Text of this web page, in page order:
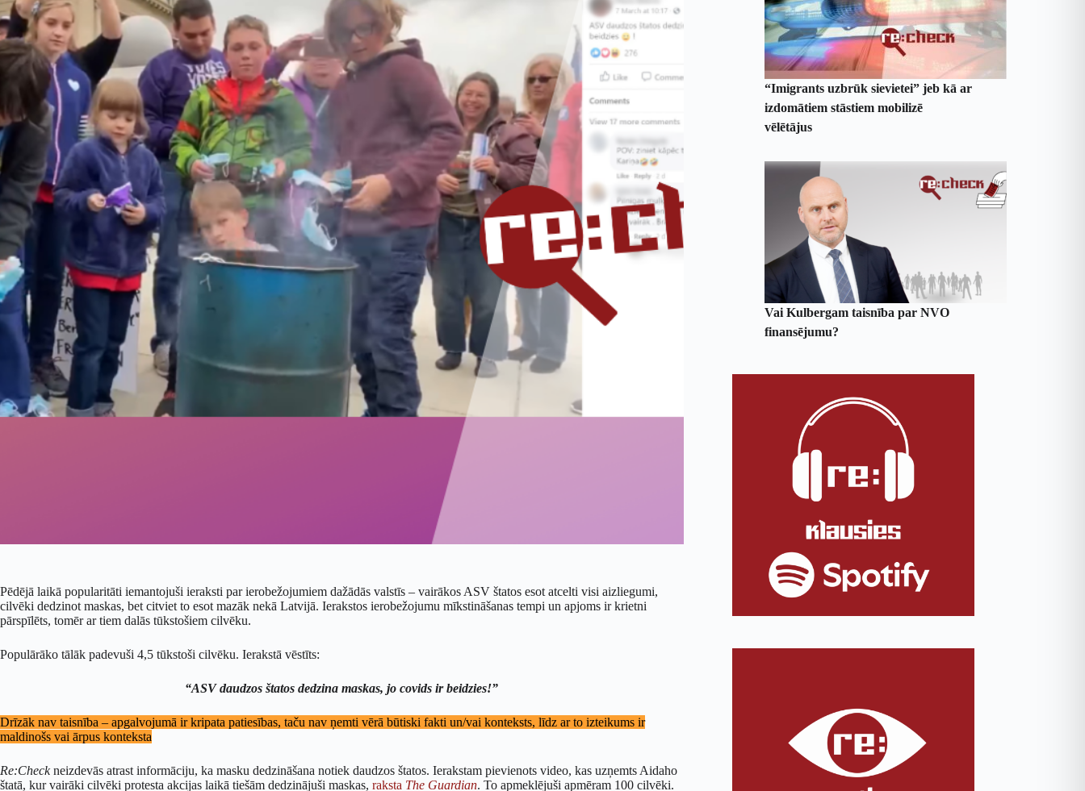
Pēdējā laikā popularitāti iemantojuši ieraksti par ierobežojumiem dažādās valstīs – vairākos ASV štatos esot atcelti visi aizliegumi,
cilvēki dedzinot maskas, bet citviet to esot mazāk nekā Latvijā. Ierakstos ierobežojumu mīkstināšanas tempi un apjoms ir krietni
pārspīlēts, tomēr ar tiem dalās tūkstošiem cilvēku.
Populārāko tālāk padevuši 4,5 tūkstoši cilvēku. Ierakstā vēstīts:
“ASV daudzos štatos dedzina maskas, jo covids ir beidzies!”
Drīzāk nav taisnība – apgalvojumā ir kripata patiesības, taču nav ņemti vērā būtiski fakti un/vai konteksts, līdz ar to izteikums ir
maldinošs vai ārpus konteksta
Re:Checkneizdevās atrast informāciju, ka masku dedzināšana notiek daudzos štatos. Ierakstam pievienots video, kas uzņemts Aidaho
štatā, kur vairāki cilvēki protesta akcijas laikā tiešām dedzinājuši maskas, raksta The Guardian. To apmeklējuši apmēram 100 cilvēki.
“Imigrants uzbrūk sievietei” jeb kā ar
izdomātiem stāstiem mobilizē
vēlētājus
Vai Kulbergam taisnība par NVO
finansējumu?